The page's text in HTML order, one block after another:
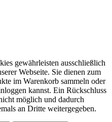
gewährleisten ausschließlich
Webseite. Sie dienen zum
im Warenkorb sammeln oder
kannst. Ein Rückschluss
möglich und dadurch
an Dritte weitergegeben.